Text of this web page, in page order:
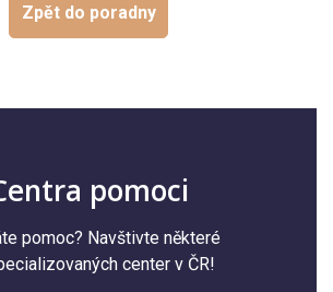
Zpět do poradny
pomoci
pomoc? Navštivte některé
center v ČR!